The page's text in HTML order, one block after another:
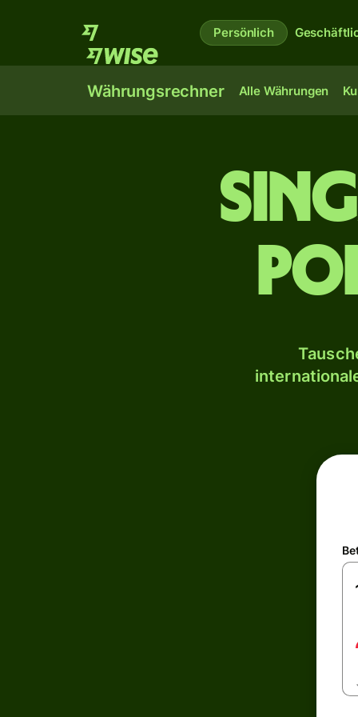
Persönlich
Währungsrechner Alle Währungen